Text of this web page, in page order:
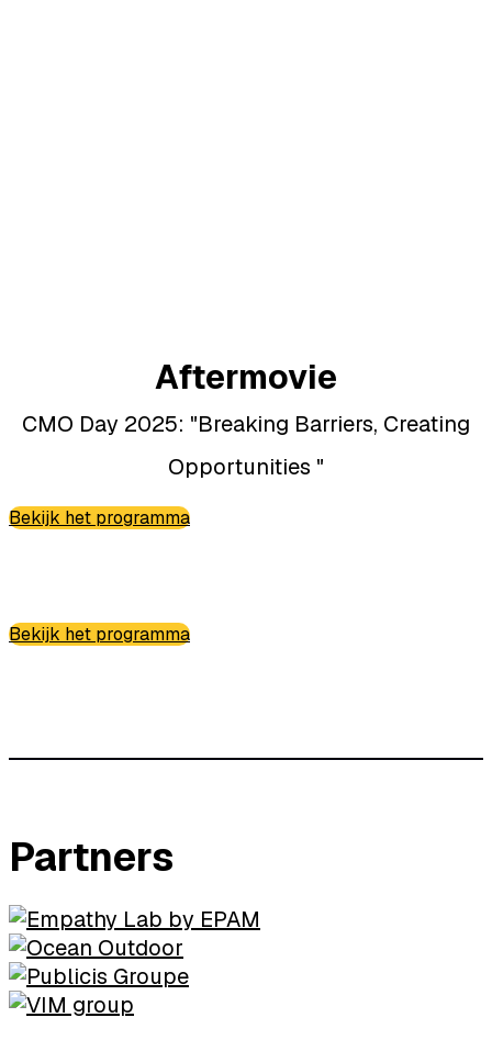
Aftermovie
CMO Day 2025: "Breaking Barriers, Creating
Opportunities "
Bekijk het programma
Bekijk het programma
Partners